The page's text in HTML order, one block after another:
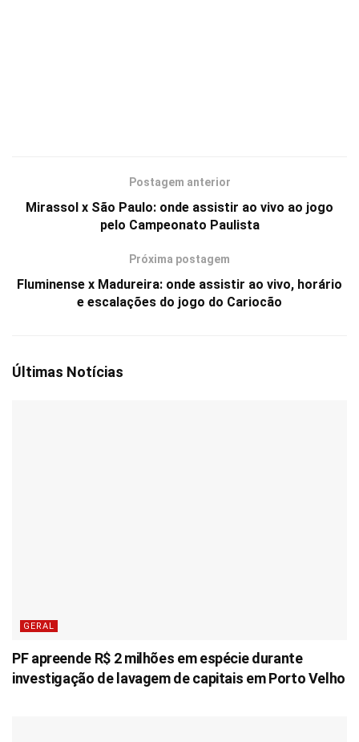
Postagem anterior
Mirassol x São Paulo: onde assistir ao vivo ao jogo
pelo Campeonato Paulista
Próxima postagem
Fluminense x Madureira: onde assistir ao vivo, horário
e escalações do jogo do Cariocão
Últimas Notícias
GERAL
PF apreende R$ 2 milhões em espécie durante
investigação de lavagem de capitais em Porto Velho